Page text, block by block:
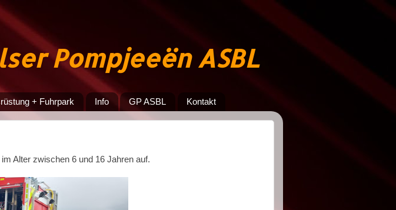
Pompjeeën ASBL
+ Fuhrpark Info GP ASBL Kontakt
Alter zwischen 6 und 16 Jahren auf.